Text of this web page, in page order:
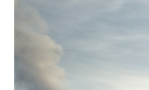
Salta al contenuto